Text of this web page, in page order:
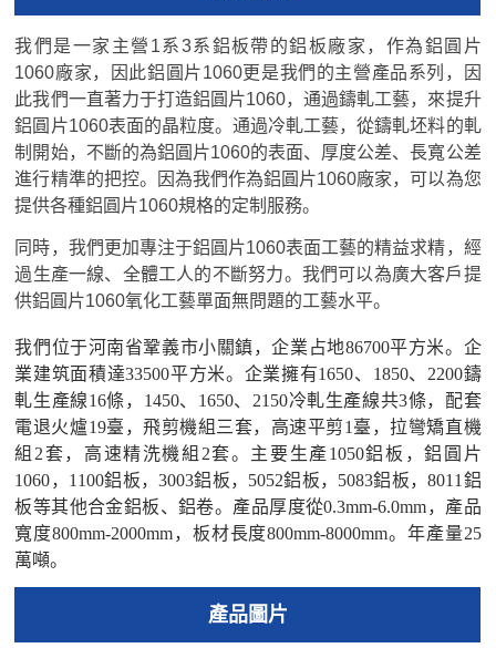
我們是一家主營1系3系鋁板帶的鋁板廠家，作為鋁圓片
1060廠家，因此鋁圓片1060更是我們的主營產品系列，因
此我們一直著力于打造鋁圓片1060，通過鑄軋工藝，來提升
鋁圓片1060表面的晶粒度。通過冷軋工藝，從鑄軋坯料的軋
制開始，不斷的為鋁圓片1060的表面、厚度公差、長寬公差
進行精準的把控。因為我們作為鋁圓片1060廠家，可以為您
提供各種鋁圓片1060規格的定制服務。
同時，我們更加專注于鋁圓片1060表面工藝的精益求精，經
過生產一線、全體工人的不斷努力。我們可以為廣大客戶提
供鋁圓片1060氧化工藝單面無問題的工藝水平。
我們位于河南省鞏義市小關鎮，企業占地86700平方米。企
業建筑面積達33500平方米。企業擁有1650、1850、2200鑄
軋生產線16條，1450、1650、2150冷軋生產線共3條，配套
電退火爐19臺，飛剪機組三套，高速平剪1臺，拉彎矯直機
組2套，高速精洗機組2套。主要生產1050鋁板，鋁圓片
1060，1100鋁板，3003鋁板，5052鋁板，5083鋁板，8011鋁
板等其他合金鋁板、鋁卷。產品厚度從0.3mm-6.0mm，產品
寬度800mm-2000mm，板材長度800mm-8000mm。年產量25
萬噸。
產品圖片